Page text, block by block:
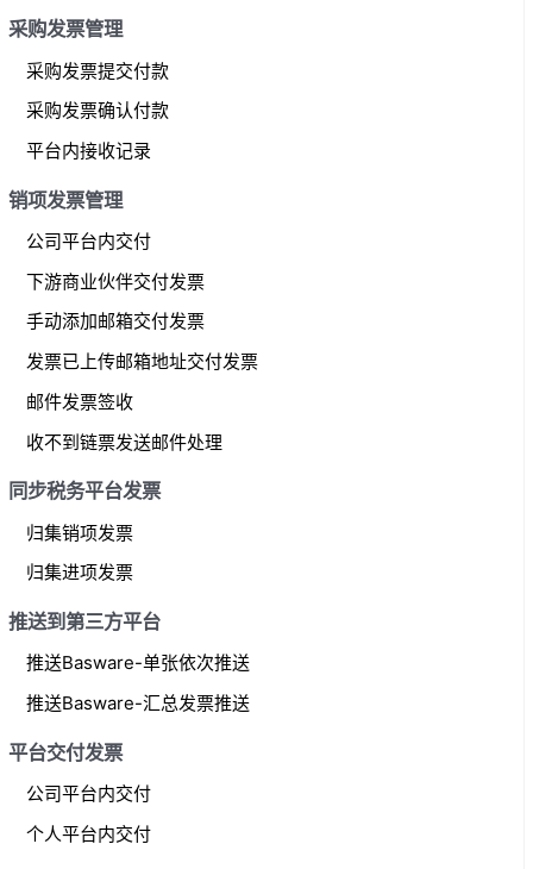
采购发票管理
采购发票提交付款
采购发票确认付款
平台内接收记录
销项发票管理
公司平台内交付
下游商业伙伴交付发票
手动添加邮箱交付发票
发票已上传邮箱地址交付发票
邮件发票签收
收不到链票发送邮件处理
同步税务平台发票
归集销项发票
归集进项发票
推送到第三方平台
推送Basware-单张依次推送
推送Basware-汇总发票推送
平台交付发票
公司平台内交付
个人平台内交付